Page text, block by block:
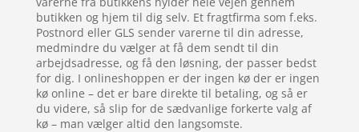
butikken og hjem til dig selv. Et fragtfirma som f.eks.
Postnord eller GLS sender varerne til din adresse,
medmindre du vælger at få dem sendt til din
arbejdsadresse, og få den løsning, der passer bedst
for dig. I onlineshoppen er der ingen kø der er ingen
kø online – det er bare direkte til betaling, og så er
du videre, så slip for de sædvanlige forkerte valg af
kø – man vælger altid den langsomste.